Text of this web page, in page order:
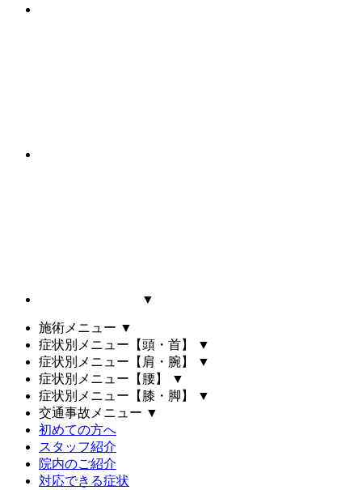
▼
施術メニュー ▼
症状別メニュー【頭・首】
▼
症状別メニュー【肩・腕】
▼
症状別メニュー【腰】
▼
症状別メニュー【膝・脚】
▼
交通事故メニュー ▼
初めての方へ
スタッフ紹介
院内のご紹介
対応できる症状